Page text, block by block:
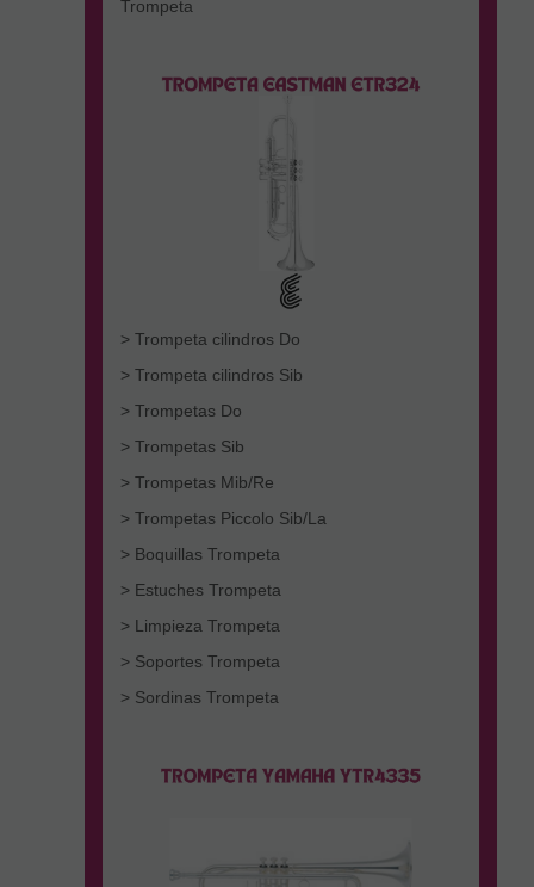
Trompeta
> Trompeta cilindros Do
> Trompeta cilindros Sib
> Trompetas Do
> Trompetas Sib
> Trompetas Mib/Re
> Trompetas Piccolo Sib/La
> Boquillas Trompeta
> Estuches Trompeta
> Limpieza Trompeta
> Soportes Trompeta
> Sordinas Trompeta